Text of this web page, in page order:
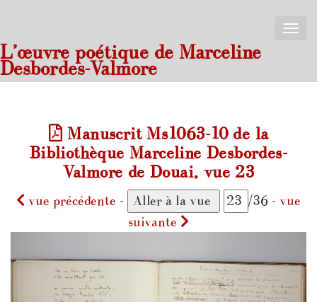
Toggle
L’œuvre poétique de Marceline
Desbordes-Valmore
Manuscrit Ms1063-10 de la
Bibliothèque Marceline Desbordes-
Valmore de Douai, vue 23
vue précédente - /36 - vue
suivante